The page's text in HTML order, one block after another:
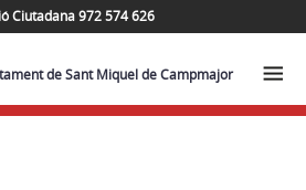
Ciutadana 972 574 626
de Sant Miquel de Campmajor